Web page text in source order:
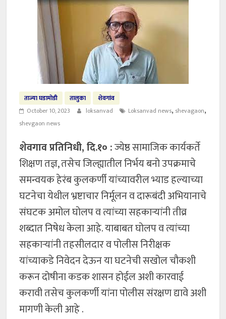
ताज्या घडामोडी तालुका
शेवगांव
October 10, 2023
loksanvad Loksanvad news, shevagaon,
shevgaon news
शेवगाव प्रतिनिधी, दि.१० :ज्येष्ठ सामाजिक कार्यकर्ते
शिक्षण तज्ञ, तसेच जिल्ह्यातील निर्भय बनो उपक्रमाचे
समन्वयक हेरंब कुलकर्णी यांच्यावरील भ्याड हल्याच्या
घटनेचा येथील भ्रष्टाचार निर्मूलन व दारूबंदी अभियानाचे
संघटक अमोल घोलप व त्यांच्या सहकाऱ्यांनी तीव्र
शब्दात निषेध केला आहे. याबाबत घोलप व त्यांच्या
सहकाऱ्यांनी तहसीलदार व पोलीस निरीक्षक
यांच्याकडे निवेदन देऊन या घटनेची सखोल चौकशी
करून दोषीना कडक शासन होईल अशी कारवाई
करावी तसेच कुलकर्णी यांना पोलीस संरक्षण द्यावे अशी
मागणी केली आहे .